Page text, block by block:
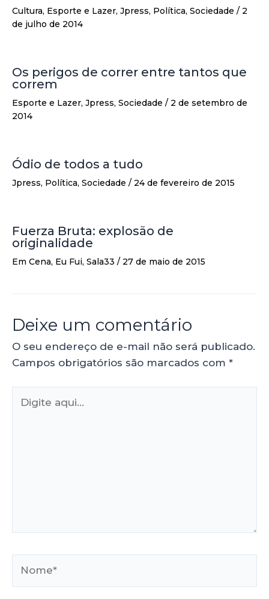
Cultura, Esporte e Lazer, Jpress, Política, Sociedade / 2
de julho de 2014
Os perigos de correr entre tantos que
correm
Esporte e Lazer, Jpress, Sociedade / 2 de setembro de
2014
Ódio de todos a tudo
Jpress, Política, Sociedade / 24 de fevereiro de 2015
Fuerza Bruta: explosão de
originalidade
Em Cena, Eu Fui, Sala33 / 27 de maio de 2015
Deixe um comentário
O seu endereço de e-mail não será publicado.
Campos obrigatórios são marcados com *